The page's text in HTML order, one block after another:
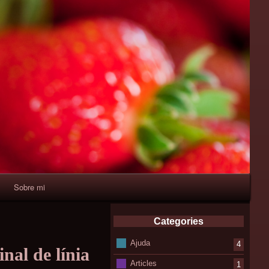
Sobre mi
de línia
Categories
Ajuda 4
Articles 1